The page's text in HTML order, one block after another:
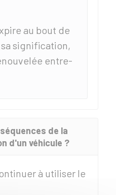
au bout de
signification,
entre-
de la
d'un véhicule ?
à utiliser le